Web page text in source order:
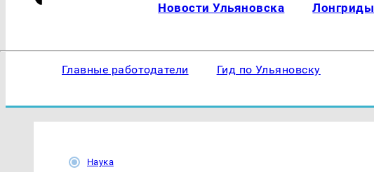
Новости Ульяновска Лонгриды
Главные работодатели Гид по Ульяновску
Наука